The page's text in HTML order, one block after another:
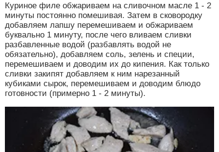
Куриное филе обжариваем на сливочном масле 1 - 2
минуты постоянно помешивая. Затем в сковородку
добавляем лапшу перемешиваем и обжариваем
буквально 1 минуту, после чего вливаем сливки
разбавленные водой (разбавлять водой не
обязательно), добавляем соль, зелень и специи,
перемешиваем и доводим их до кипения. Как только
сливки закипят добавляем к ним нарезанный
кубиками сырок, перемешиваем и доводим блюдо
готовности (примерно 1 - 2 минуты).